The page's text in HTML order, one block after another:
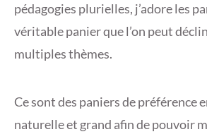
É
V
R
R
2
pédagogies plurielles, j’adore les
véritable panier que l’on peut
multiples thèmes.
Ce sont des paniers de préférence
naturelle et grand afin de pouvoir